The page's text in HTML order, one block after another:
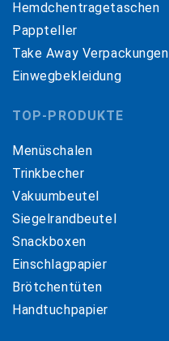
Hemdchentragetaschen
Pappteller
Take Away Verpackungen
Einwegbekleidung
TOP-PRODUKTE
Menüschalen
Trinkbecher
Vakuumbeutel
Siegelrandbeutel
Snackboxen
Einschlagpapier
Brötchentüten
Handtuchpapier